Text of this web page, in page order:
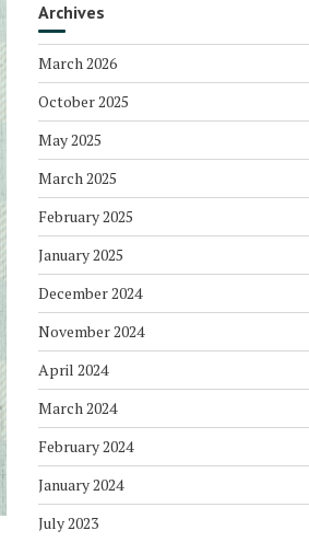
Archives
March 2026
October 2025
May 2025
March 2025
February 2025
January 2025
December 2024
November 2024
April 2024
March 2024
February 2024
January 2024
July 2023